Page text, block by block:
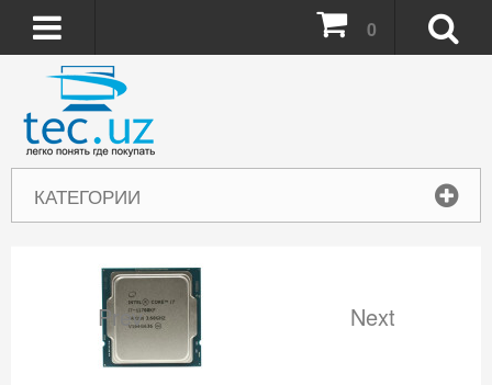
КАТЕГОРИИ
0
Prev Next